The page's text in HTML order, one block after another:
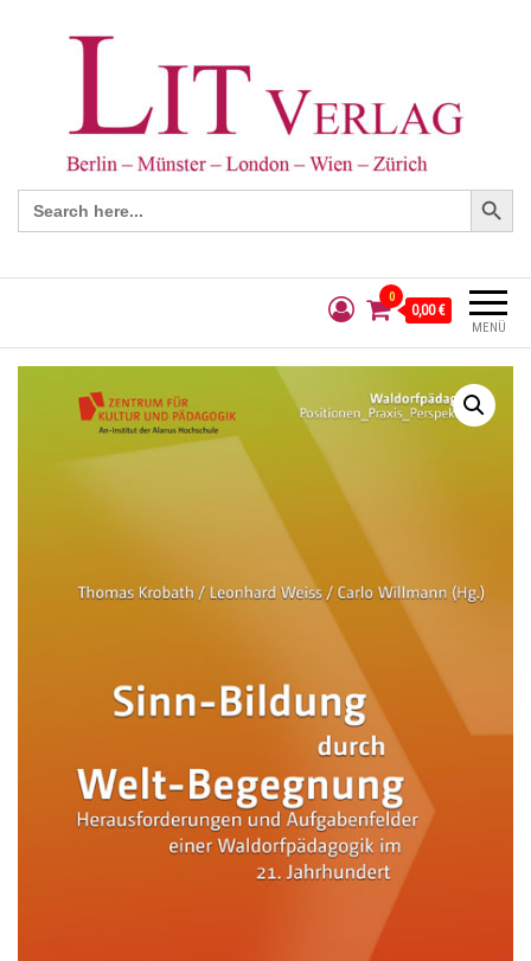
Search
for:
Search Button
MENÜ
0
0,00 €